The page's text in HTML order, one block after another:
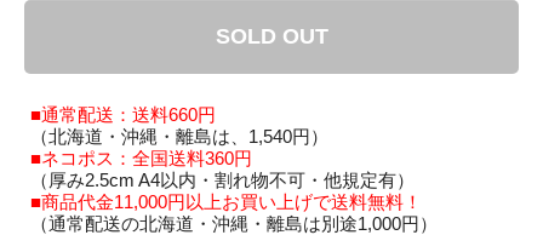
SOLD OUT
■通常配送：送料660円
（北海道・沖縄・離島は、1,540円）
■ネコポス：全国送料360円
（厚み2.5cm A4以内・割れ物不可・他規定有）
■商品代金11,000円以上お買い上げで送料無料！
（通常配送の北海道・沖縄・離島は別途1,000円）